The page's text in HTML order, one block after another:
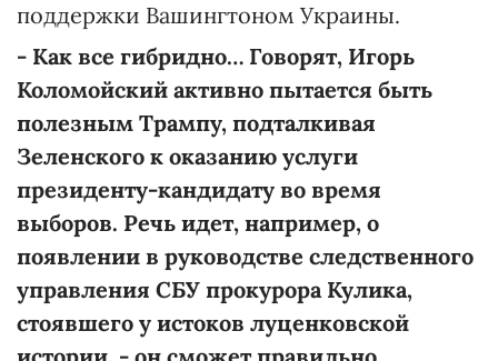
поддержки Вашингтоном Украины.
- Как все гибридно… Говорят, Игорь
Коломойский активно пытается быть
полезным Трампу, подталкивая
Зеленского к оказанию услуги
президенту-кандидату во время
выборов. Речь идет, например, о
появлении в руководстве следственного
управления СБУ прокурора Кулика,
стоявшего у истоков луценковской